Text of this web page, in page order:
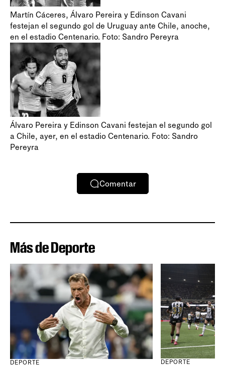
Martín Cáceres, Álvaro Pereira y Edinson Cavani
festejan el segundo gol de Uruguay ante Chile, anoche,
en el estadio Centenario. Foto: Sandro Pereyra
Álvaro Pereira y Edinson Cavani festejan el segundo gol
a Chile, ayer, en el estadio Centenario. Foto: Sandro
Pereyra
Comentar
Más de Deporte
DEPORTE DEPORTE